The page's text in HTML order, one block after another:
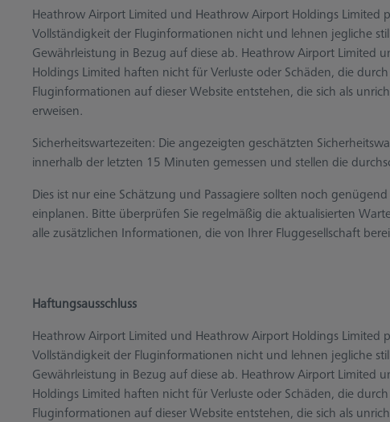
Heathrow Airport Limited und Heathrow Airport Holdings Limited
Vollständigkeit der Fluginformationen nicht und lehnen jegliche
Gewährleistung in Bezug auf diese ab. Heathrow Airport Limited
Holdings Limited haften nicht für Verluste oder Schäden, die
Fluginformationen auf dieser Website entstehen, die sich als
erweisen.
Sicherheitswartezeiten: Die angezeigten geschätzten
innerhalb der letzten 15 Minuten gemessen und stellen die
Dies ist nur eine Schätzung und Passagiere sollten noch
einplanen. Bitte überprüfen Sie regelmäßig die aktualisierten
alle zusätzlichen Informationen, die von Ihrer Fluggesellschaft
Haftungsausschluss
Heathrow Airport Limited und Heathrow Airport Holdings Limited
Vollständigkeit der Fluginformationen nicht und lehnen jegliche
Gewährleistung in Bezug auf diese ab. Heathrow Airport Limited
Holdings Limited haften nicht für Verluste oder Schäden, die
Fluginformationen auf dieser Website entstehen, die sich als